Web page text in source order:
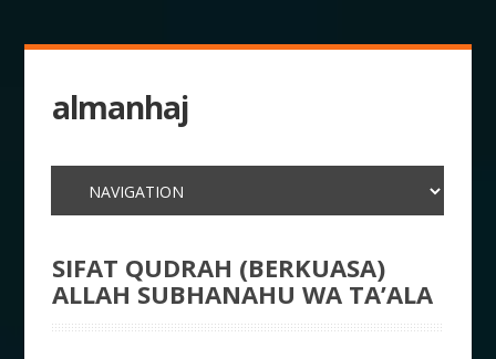
almanhaj
SIFAT QUDRAH (BERKUASA)
ALLAH SUBHANAHU WA TA’ALA